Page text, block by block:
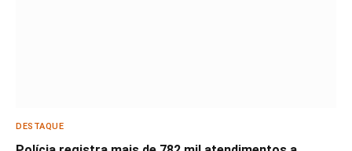
DESTAQUE